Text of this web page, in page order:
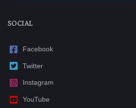
SOCIAL
Facebook
Twitter
Instagram
YouTube